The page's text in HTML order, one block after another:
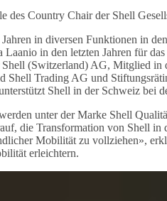
des Country Chair der Shell
in diversen Funktionen in
in den letzten Jahren für
(Switzerland) AG, Mitglied
Trading AG und
Shell in der Schweiz bei
unter der Marke Shell
die Transformation von Shell
Mobilität zu vollziehen»,
erleichtern.